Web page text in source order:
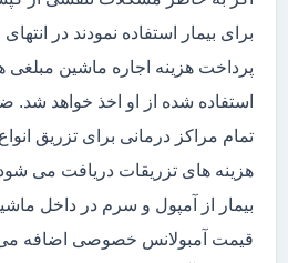
برای بیمار استفاده نمودند در
پرداخت هزینه اجاره ماشین مبلغی
استفاده شده از او اخذ خواهد شد.
تمام مراکز درمانی برای تزریق
هزینه های تزریقات دریافت می
بیمار از آمپول و سرم در داخل
قیمت آمبولانس خصوصی اضافه